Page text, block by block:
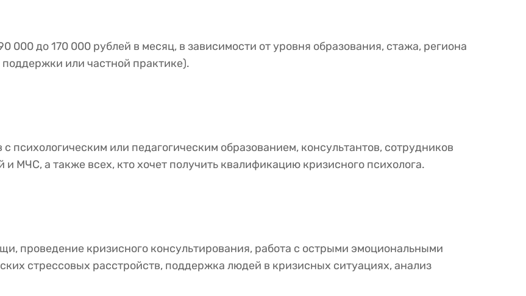
000 до 170 000 рублей в месяц, в зависимости от уровня образования, стажа, региона
или частной практике).
психологическим или педагогическим образованием, консультантов, сотрудников
МЧС, а также всех, кто хочет получить квалификацию кризисного психолога.
проведение кризисного консультирования, работа с острыми эмоциональными
стрессовых расстройств, поддержка людей в кризисных ситуациях, анализ